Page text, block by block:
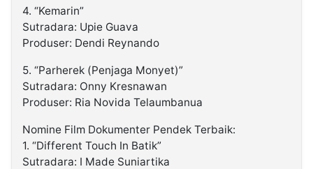
4. “Kemarin”
Sutradara: Upie Guava
Produser: Dendi Reynando
5. “Parherek (Penjaga Monyet)”
Sutradara: Onny Kresnawan
Produser: Ria Novida Telaumbanua
Nomine Film Dokumenter Pendek Terbaik:
1. “Different Touch In Batik”
Sutradara: I Made Suniartika